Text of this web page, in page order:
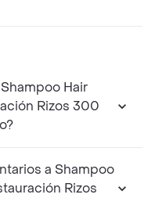
Hair
Rizos 300
a Shampoo
Rizos